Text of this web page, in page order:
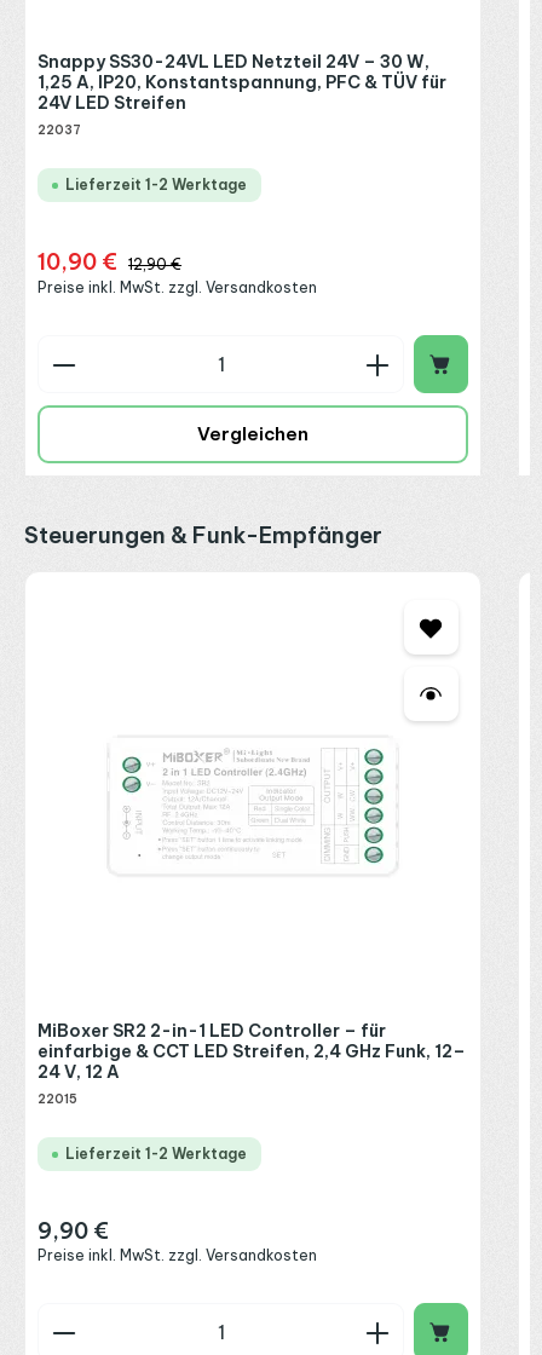
Snappy SS30-24VL LED Netzteil 24V – 30 W,
1,25 A, IP20, Konstantspannung, PFC & TÜV für
24V LED Streifen
22037
Lieferzeit 1-2 Werktage
Verkaufspreis:
10,90 € Regulärer Preis:
12,90 €
Preise inkl. MwSt. zzgl. Versandkosten
Produkt Anzahl: Gib den gewünschten Wert
Vergleichen
Produktgalerie überspringen
Steuerungen & Funk-Empfänger
MiBoxer SR2 2-in-1 LED Controller – für
einfarbige & CCT LED Streifen, 2,4 GHz Funk, 12–
24 V, 12 A
22015
Lieferzeit 1-2 Werktage
Regulärer Preis:
9,90 €
Preise inkl. MwSt. zzgl. Versandkosten
Produkt Anzahl: Gib den gewünschten Wert